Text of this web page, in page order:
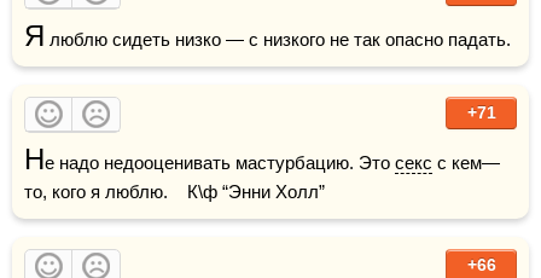
Я люблю сидеть низко — с низкого не так опасно падать.
+71
Не надо недооценивать мастурбацию. Это секс с кем—
то, кого я люблю.    К\ф “Энни Холл”
+66